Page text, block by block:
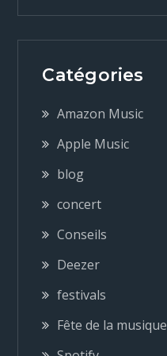
v
g
a
t
o
n
Catégories
Amazon Music
Apple Music
blog
concert
Conseils
Deezer
festivals
Fête de la musique